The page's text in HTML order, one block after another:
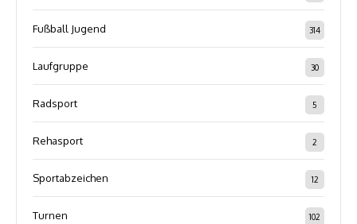
Fußball Jugend 314
Laufgruppe 30
Radsport 5
Rehasport 2
Sportabzeichen 12
Turnen 102